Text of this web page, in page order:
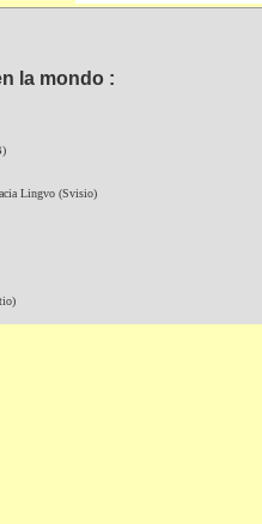
la mondo :
Lingvo (Svisio)